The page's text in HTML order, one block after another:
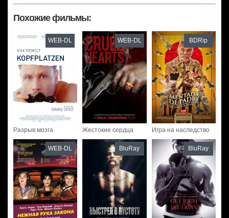
Похожие фильмы:
Разрыв мозга
WEB-DL
Жестокие сердца
WEB-DL
Игра на наследство
BDRip
WEB-DL BluRay BluRay